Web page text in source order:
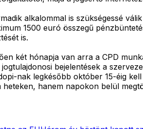
alkalommal is szükségessé
1500 euró összegű
is.
két hónapja van arra a CPD
bejelentések a
nak legkésőbb október 15-éig
hanem napokon belül